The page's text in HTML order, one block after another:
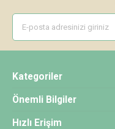
Kategoriler
Önemli Bilgiler
Hızlı Erişim